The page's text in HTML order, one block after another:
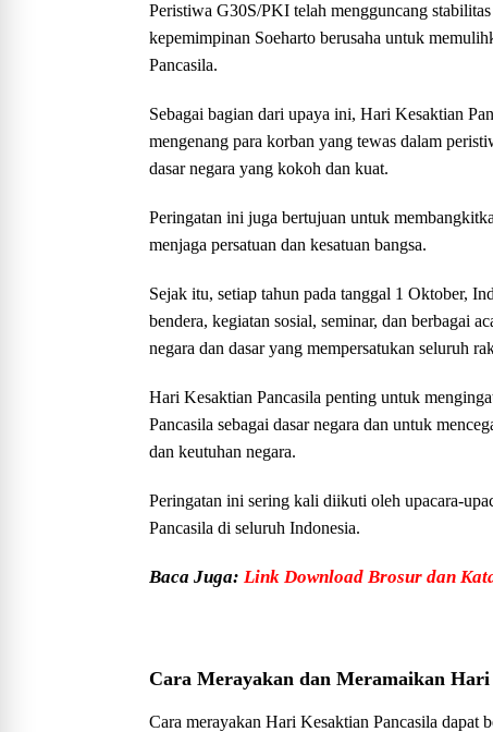
Peristiwa G30S/PKI telah mengguncang
kepemimpinan Soeharto berusaha untuk
Pancasila.
Sebagai bagian dari upaya ini, Hari Kesaktian
mengenang para korban yang tewas dalam
dasar negara yang kokoh dan kuat.
Peringatan ini juga bertujuan untuk
menjaga persatuan dan kesatuan bangsa.
Sejak itu, setiap tahun pada tanggal 1 Oktober,
bendera, kegiatan sosial, seminar, dan berbagai
negara dan dasar yang mempersatukan seluruh
Hari Kesaktian Pancasila penting untuk
Pancasila sebagai dasar negara dan untuk
dan keutuhan negara.
Peringatan ini sering kali diikuti oleh upacara-
Pancasila di seluruh Indonesia.
Baca Juga: Link Download Brosur dan
Cara Merayakan dan Meramaikan Hari
Cara merayakan Hari Kesaktian Pancasila dapat